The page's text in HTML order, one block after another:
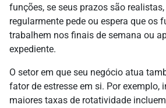
funções, se seus prazos são realistas,
regularmente pede ou espera que os
trabalhem nos finais de semana ou
expediente.
O setor em que seu negócio atua
fator de estresse em si. Por exemplo,
maiores taxas de rotatividade